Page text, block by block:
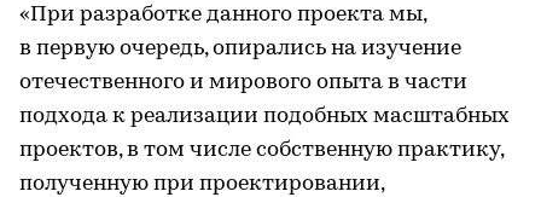
«При разработке данного проекта мы,
в первую очередь, опирались на изучение
отечественного и мирового опыта в части
подхода к реализации подобных масштабных
проектов, в том числе собственную практику,
полученную при проектировании,